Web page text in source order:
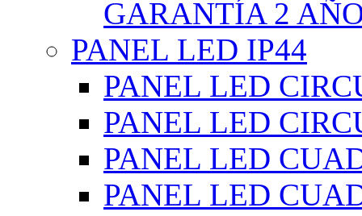
GARANTÍA 2
PANEL LED IP44
PANEL LED
PANEL LED
PANEL LED
PANEL LED